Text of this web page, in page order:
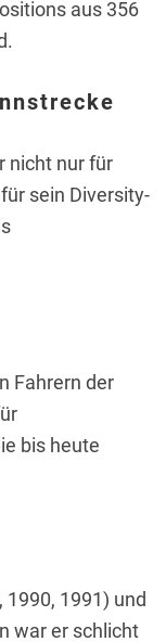
aus 356
nicht nur für
sein Diversity-
Fahrern der
bis heute
1991) und
war er schlicht